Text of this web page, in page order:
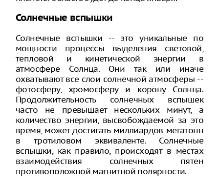
Солнечные вспышки
Солнечные вспышки -- это уникальные по
мощности процессы выделения световой,
тепловой и кинетической энергии в
атмосфере Солнца. Они так или иначе
охватывают все слои солнечной атмосферы --
фотосферу, хромосферу и корону Солнца.
Продолжительность солнечных вспышек
часто не превышает нескольких минут, а
количество энергии, высвобождаемой за это
время, может достигать миллиардов мегатонн
в тротиловом эквиваленте. Солнечные
вспышки, как правило, происходят в местах
взаимодействия солнечных пятен
противоположной магнитной полярности.